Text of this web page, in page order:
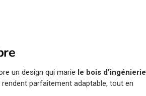
un design qui marie le bois d’ingénierie
parfaitement adaptable, tout en